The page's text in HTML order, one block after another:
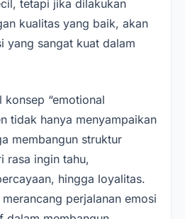
tetapi jika dilakukan
kualitas yang baik, akan
yang sangat kuat dalam
konsep “emotional
tidak hanya menyampaikan
membangun struktur
rasa ingin tahu,
hingga loyalitas.
perjalanan emosi